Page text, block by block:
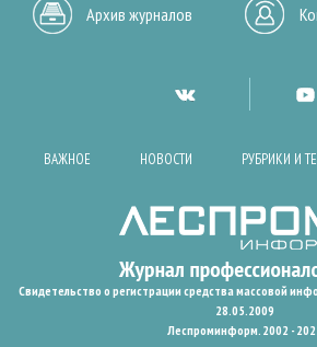
Архив журналов
ВАЖНОЕ НОВОСТИ РУБРИКИ И
Свидетельство о регистрации средства массовой
28.05.2009
Леспроминформ. 2002 -